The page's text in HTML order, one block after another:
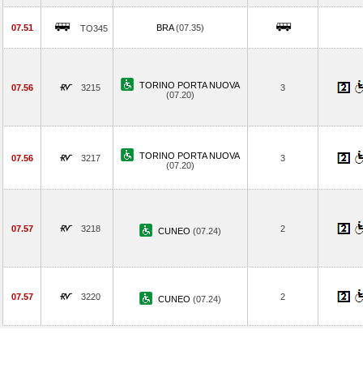
07.51 TO345 BRA(07.35)
07.56 3215
TORINO PORTA NUOVA
(07.20)
3
07.56 3217
TORINO PORTA NUOVA
(07.20)
3
07.57 3218 CUNEO (07.24) 2
07.57 3220 CUNEO (07.24) 2